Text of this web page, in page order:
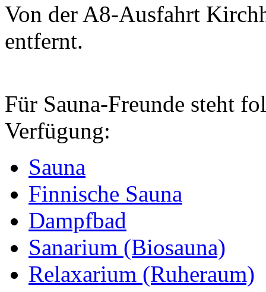
Von der A8-Ausfahrt
entfernt.
Für Sauna-Freunde steht
Verfügung:
Sauna
Finnische Sauna
Dampfbad
Sanarium (Biosauna)
Relaxarium (Ruheraum)